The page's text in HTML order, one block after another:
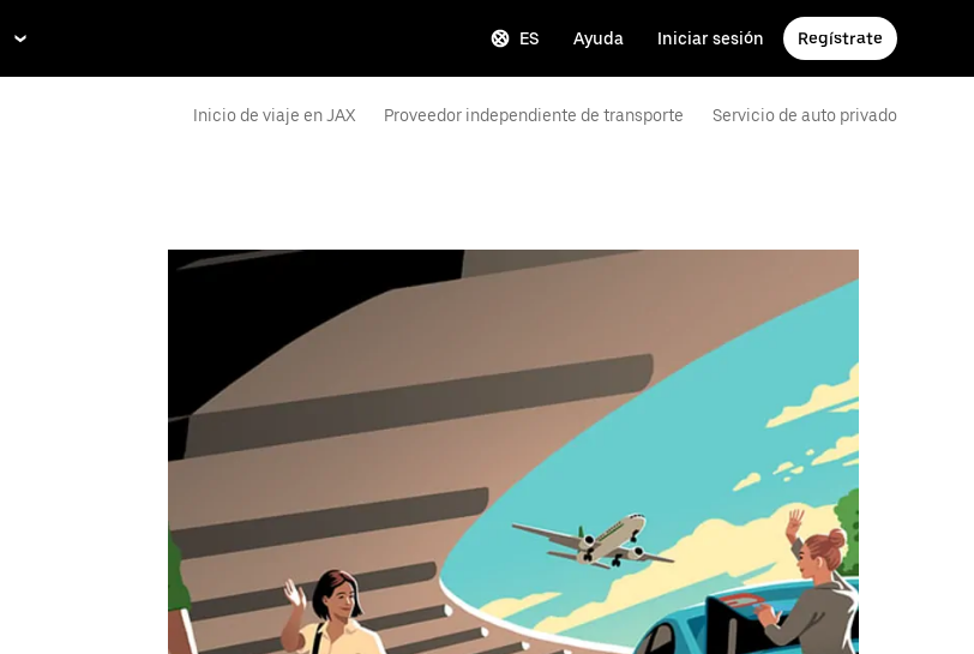
ES Ayuda Iniciar sesión Regístrate
Inicio de viaje en JAX Proveedor independiente de transporte Servicio de auto privado